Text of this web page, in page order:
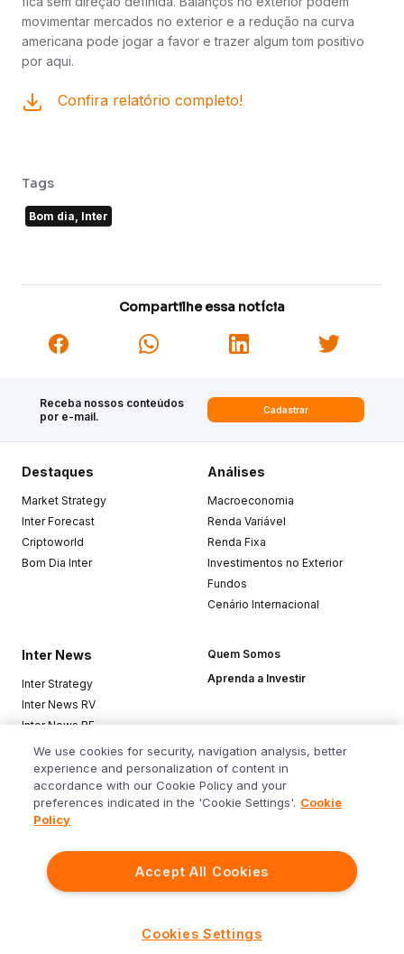
movimentar mercados no exterior e a redução na curva
americana pode jogar a favor e trazer algum tom positivo
por aqui.
Confira relatório completo!
Tags
Bom dia, Inter
Compartilhe essa notícia
Receba nossos conteúdos
por e-mail.
Cadastrar
Siga o Inter
Destaques
Market Strategy
Inter Forecast
Criptoworld
Bom Dia Inter
Análises
Macroeconomia
Renda Variável
Renda Fixa
Investimentos no Exterior
Fundos
Cenário Internacional
Inter News
Inter Strategy
Inter News RV
Inter News RF
Top Funds
Quem Somos
Aprenda a Investir
Baixe o app
We use cookies for security, navigation analysis, better
experience and personalization of content in
accordance with our Cookie Policy and your
preferences indicated in the 'Cookie Settings'. Cookie
Policy
Accept All Cookies
Cookies Settings